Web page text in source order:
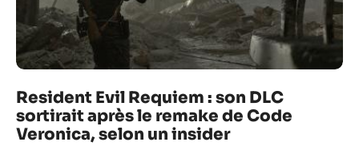
Resident Evil Requiem : son DLC
sortirait après le remake de Code
Veronica, selon un insider